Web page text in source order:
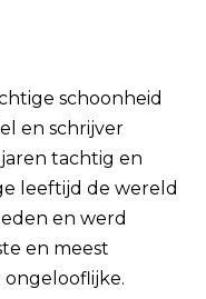
schoonheid
en schrijver
tachtig en
leeftijd de wereld
en werd
en meest